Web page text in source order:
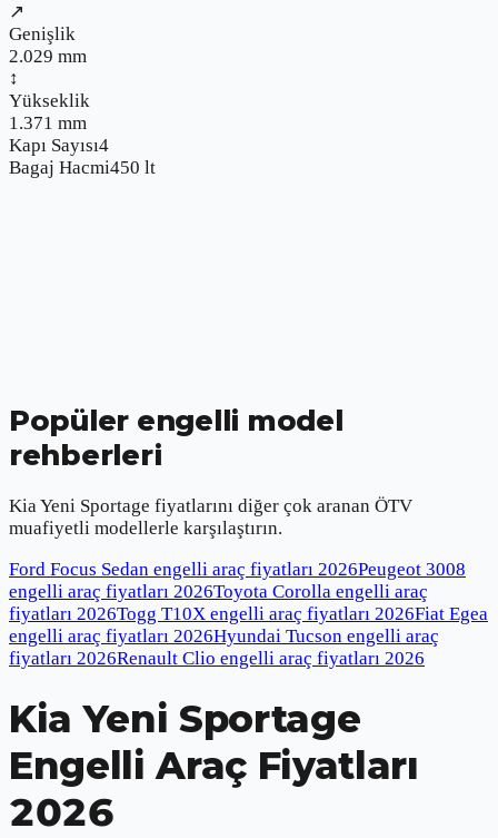
↗
Genişlik
2.029 mm
↕
Yükseklik
1.371 mm
Kapı Sayısı4
Bagaj Hacmi450 lt
Popüler engelli model
rehberleri
Kia Yeni Sportage fiyatlarını diğer çok aranan ÖTV
muafiyetli modellerle karşılaştırın.
Ford Focus Sedan engelli araç fiyatları 2026Peugeot 3008
engelli araç fiyatları 2026Toyota Corolla engelli araç
fiyatları 2026Togg T10X engelli araç fiyatları 2026Fiat Egea
engelli araç fiyatları 2026Hyundai Tucson engelli araç
fiyatları 2026Renault Clio engelli araç fiyatları 2026
Kia Yeni Sportage
Engelli Araç Fiyatları
2026